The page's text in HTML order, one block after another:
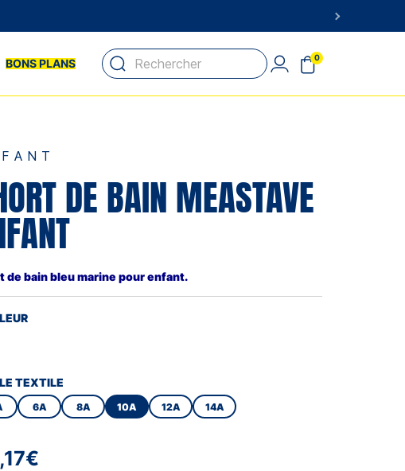
BONS PLANS 0
DE BAIN MEASTAVE
de bain bleu marine pour enfant.
TEXTILE
6A 8A 10A 12A 14A